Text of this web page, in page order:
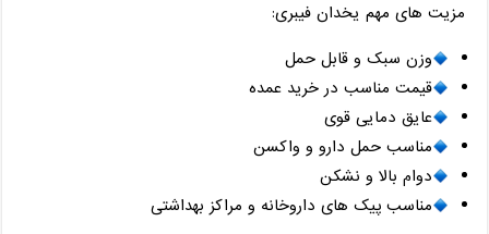
مزیت ‌های مهم یخدان فیبری:
وزن سبک و قابل حمل
قیمت مناسب در خرید عمده
عایق دمایی قوی
مناسب حمل دارو و واکسن
دوام بالا و نشکن
مناسب پیک های داروخانه و مراکز بهداشتی